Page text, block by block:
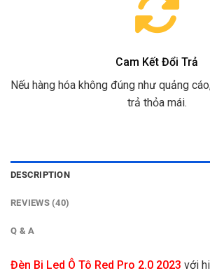
Cam Kết Đổi Trả
Nếu hàng hóa không đúng như quảng
trả thỏa mái.
DESCRIPTION
REVIEWS (40)
Q & A
Đèn Bi Led Ô Tô Red Pro 2.0 2023 với